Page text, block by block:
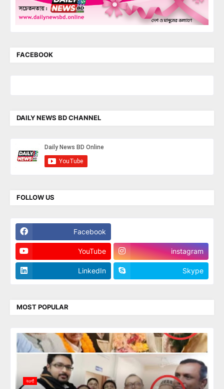
FACEBOOK
DAILY NEWS BD CHANNEL
FOLLOW US
Facebook
YouTube instagram
LinkedIn Skype
MOST POPULAR
নওগাঁ